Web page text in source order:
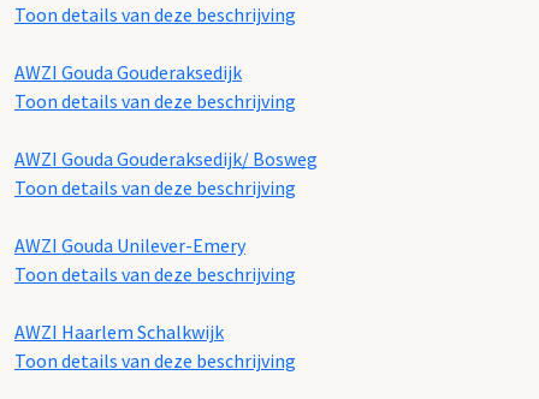
Toon details van deze beschrijving
AWZI Gouda Gouderaksedijk
Toon details van deze beschrijving
AWZI Gouda Gouderaksedijk/ Bosweg
Toon details van deze beschrijving
AWZI Gouda Unilever-Emery
Toon details van deze beschrijving
AWZI Haarlem Schalkwijk
Toon details van deze beschrijving